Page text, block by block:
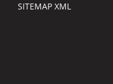
SITEMAP XML